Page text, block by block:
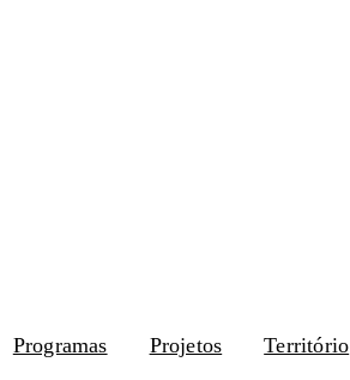
Programas Projetos Território